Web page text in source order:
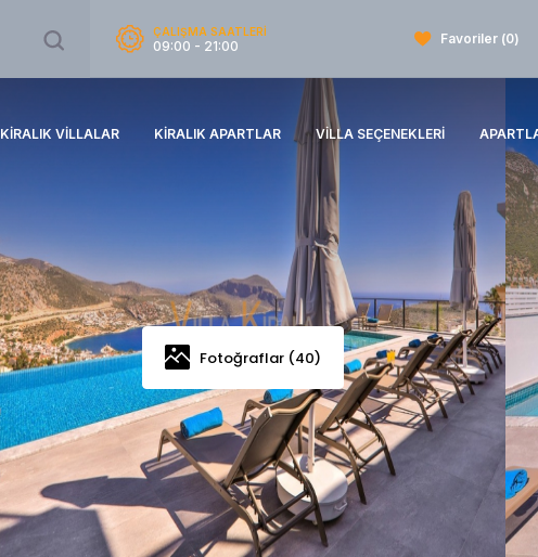
ÇALIŞMA SAATLERİ
09:00 - 21:00 Favoriler (0)
KIRALIK VILLALAR KIRALIK APARTLAR VILLA SEÇENEKLERI
Fotoğraflar (40)